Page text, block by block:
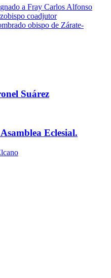
a Fray Carlos Alfonso
coadjutor
obispo de Zárate-
Suárez
Eclesial.